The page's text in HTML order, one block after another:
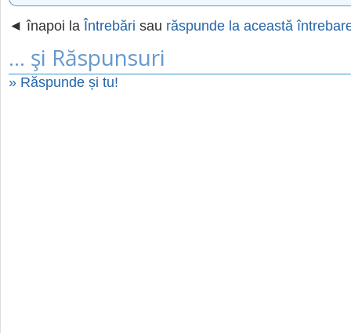
◄ înapoi la Întrebări sau răspunde la această
... şi Răspunsuri
» Răspunde și tu!